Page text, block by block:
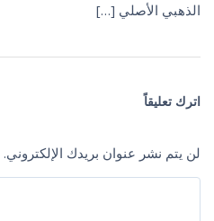
الذهبي الأصلي […]
اترك تعليقاً
لن يتم نشر عنوان بريدك الإلكتروني.